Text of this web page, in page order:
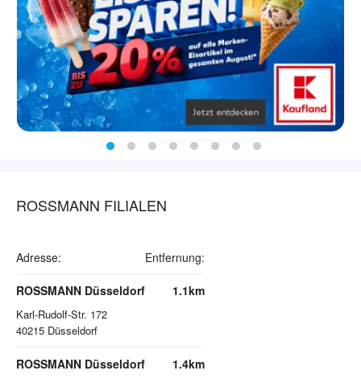
ROSSMANN FILIALEN
Adresse: Entfernung:
ROSSMANN Düsseldorf
Karl-Rudolf-Str. 172
40215 Düsseldorf
1.1km
ROSSMANN Düsseldorf 1.4km